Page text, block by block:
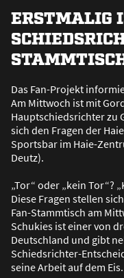
ERSTMALIG
Das Fan-Projekt
Am Mittwoch ist mit
Hauptschiedsrichter zu
sich den Fragen der
Sportsbar im Haie-
Deutz).
„Tor“ oder „kein Tor“?
Diese Fragen stellen
Fan-Stammtisch am
Schukies ist einer von
Deutschland und gibt
Schiedsrichter-
seine Arbeit auf dem Eis.